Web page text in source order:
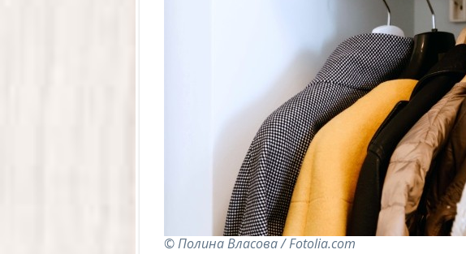
© Полина Власова / Fotolia.com